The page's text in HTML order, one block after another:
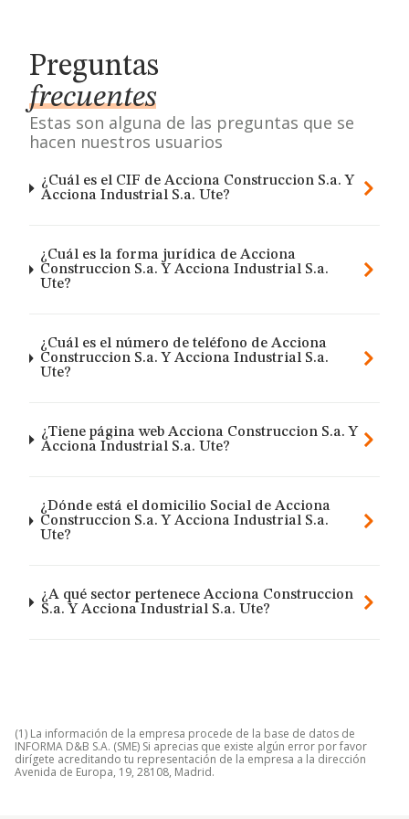
Preguntas
frecuentes
Estas son alguna de las preguntas que se
hacen nuestros usuarios
¿Cuál es el CIF de Acciona Construccion S.a. Y
Acciona Industrial S.a. Ute?
¿Cuál es la forma jurídica de Acciona
Construccion S.a. Y Acciona Industrial S.a.
Ute?
¿Cuál es el número de teléfono de Acciona
Construccion S.a. Y Acciona Industrial S.a.
Ute?
¿Tiene página web Acciona Construccion S.a. Y
Acciona Industrial S.a. Ute?
¿Dónde está el domicilio Social de Acciona
Construccion S.a. Y Acciona Industrial S.a.
Ute?
¿A qué sector pertenece Acciona Construccion
S.a. Y Acciona Industrial S.a. Ute?
(1) La información de la empresa procede de la base de datos de
INFORMA D&B S.A. (SME) Si aprecias que existe algún error por favor
dirígete acreditando tu representación de la empresa a la dirección
Avenida de Europa, 19, 28108, Madrid.